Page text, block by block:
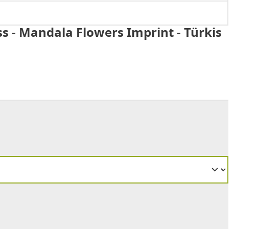
- Mandala Flowers Imprint - Türkis